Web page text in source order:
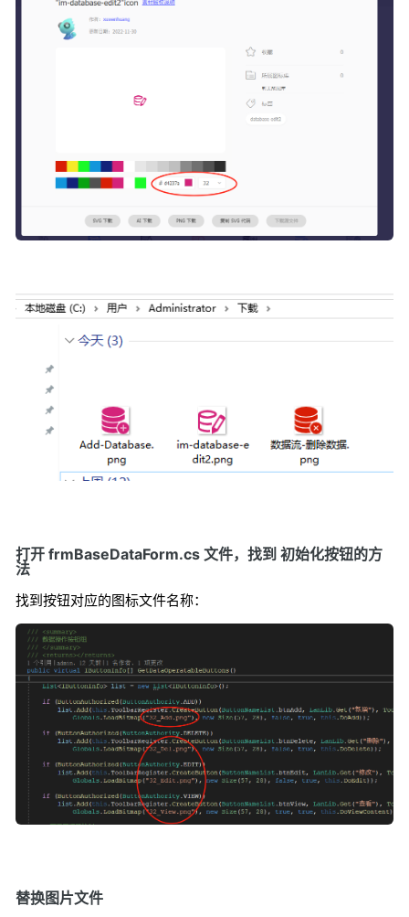
打开 frmBaseDataForm.cs 文件，找到 初始化按钮的方
法
找到按钮对应的图标文件名称：
替换图片文件